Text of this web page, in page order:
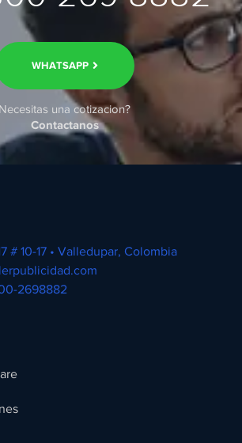
WHATSAPP
Necesitas una cotizacion?
Contactanos
# 10-17 • Valledupar, Colombia
2698882